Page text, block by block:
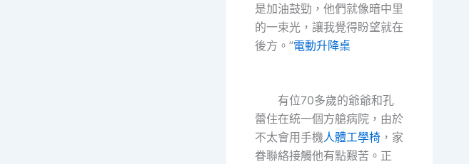
是加油鼓勁，他們就像暗中里
的一束光，讓我覺得盼望就在
後方。”電動升降桌
有位70多歲的爺爺和孔
蕾住在統一個方艙病院，由於
不太會用手機人體工學椅 ，家
眷聯絡接觸他有點艱苦。正